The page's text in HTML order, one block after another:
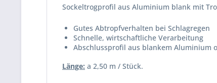
Sockeltrogprofil aus Aluminium blank mit
Gutes Abtropfverhalten bei Schlagregen
Schnelle, wirtschaftliche Verarbeitung
Abschlussprofil aus blankem Aluminium
Länge: a 2,50 m / Stück.